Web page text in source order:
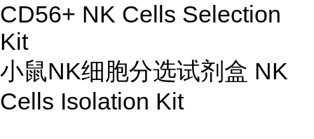
CD56+ NK Cells Selection
Kit
小鼠NK细胞分选试剂盒 NK
Cells Isolation Kit